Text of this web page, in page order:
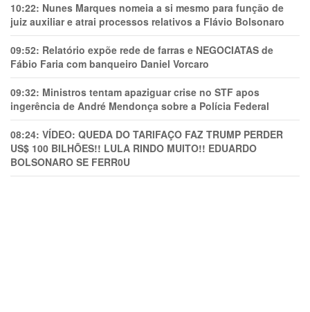
10:22: Nunes Marques nomeia a si mesmo para função de
juiz auxiliar e atrai processos relativos a Flávio Bolsonaro
09:52: Relatório expõe rede de farras e NEGOCIATAS de
Fábio Faria com banqueiro Daniel Vorcaro
09:32: Ministros tentam apaziguar crise no STF apos
ingerência de André Mendonça sobre a Polícia Federal
08:24: VÍDEO: QUEDA DO TARIFAÇO FAZ TRUMP PERDER
US$ 100 BILHÕES!! LULA RINDO MUITO!! EDUARDO
BOLSONARO SE FERR0U